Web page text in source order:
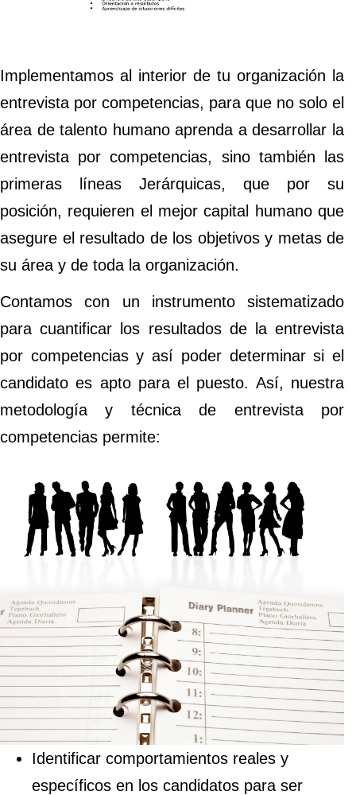
Implementamos al interior de tu organización la
entrevista por competencias, para que no solo el
área de talento humano aprenda a desarrollar la
entrevista por competencias, sino también las
primeras líneas Jerárquicas, que por su
posición, requieren el mejor capital humano que
asegure el resultado de los objetivos y metas de
su área y de toda la organización.
Contamos con un instrumento sistematizado
para cuantificar los resultados de la entrevista
por competencias y así poder determinar si el
candidato es apto para el puesto. Así, nuestra
metodología y técnica de entrevista por
competencias permite:
Identificar comportamientos reales y
específicos en los candidatos para ser